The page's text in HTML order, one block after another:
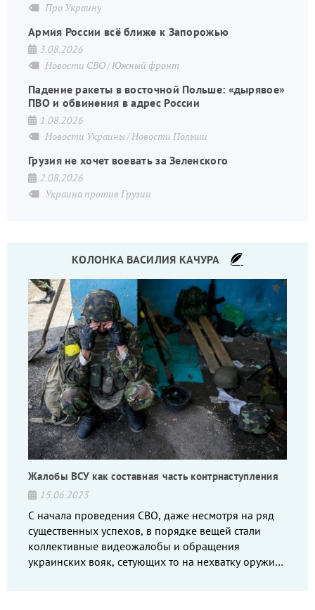
Про Украину
Армия России всё ближе к Запорожью
3.08.2026
Новости СВО Южный фронт
Падение ракеты в восточной Польше: «дырявое»
ПВО и обвинения в адрес России
1.08.2026
Новости Украины Новости Польши
Грузия не хочет воевать за Зеленского
2.08.2026
Украина против Грузии
КОЛОНКА ВАСИЛИЯ КАЧУРА
Жалобы ВСУ как составная часть контрнаступления
15.06.2023
С начала проведения СВО, даже несмотря на ряд
существенных успехов, в порядке вещей стали
коллективные видеожалобы и обращения
украинских вояк, сетующих то на нехватку оружия,